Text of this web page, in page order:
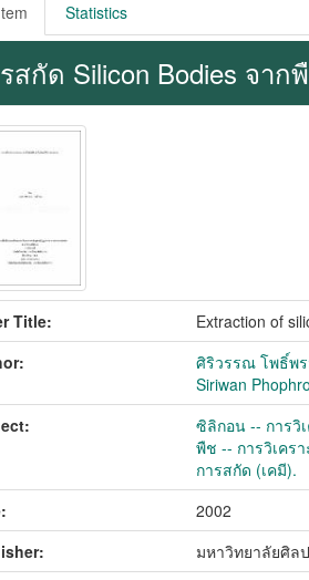
Statistics
สกัด Silicon Bodies จา
Title:
Extraction of
ศิริวรรณ โพธิ์พ
Siriwan
ซิลิกอน -- การวิ
พืช -- การวิเคร
การสกัด (เคมี).
2002
มหาวิทยาลัยศิล